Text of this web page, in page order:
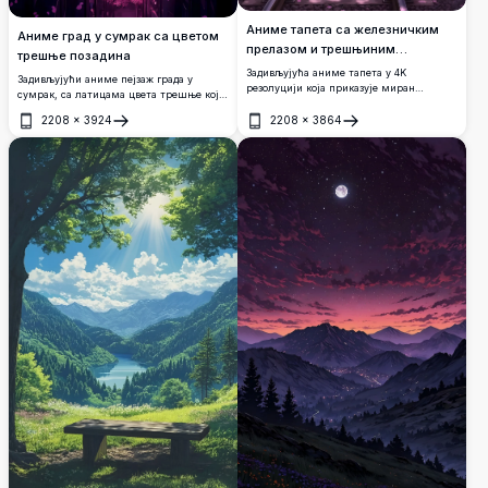
Аниме град у сумрак са цветом
трешње позадина
Задивљујући аниме пејзаж града у
сумрак, са латицама цвета трешње које
небо. Градска светла осветљавају дугу
улицу која се протеже ка сјајном
урбаном хоризонту.
2208 × 3924
Отвори
Аниме тапета са железничким
прелазом и трешњиним
цветовима
Задивљујућа аниме тапета у 4K
резолуцији која приказује миран
цветајућим стаблима трешње. Розе
латице сакуре лебде кроз љубичасто
небо, стварајући магичну пролећну
атмосферу.
2208 × 3864
Отвори